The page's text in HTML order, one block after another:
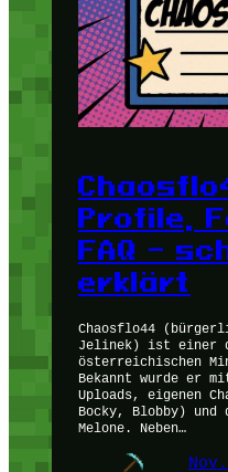
Profile,
FAQ –
erklärt
Chaosflo44
Jelinek) ist einer
österreichischen
Bekannt wurde er
Uploads, eigenen
Bocky, Blobby) und
Melone. Neben…